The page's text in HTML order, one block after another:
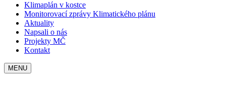
Klimaplán v kostce
Monitorovací zprávy Klimatického plánu
Aktuality
Napsali o nás
Projekty MČ
Kontakt
MENU